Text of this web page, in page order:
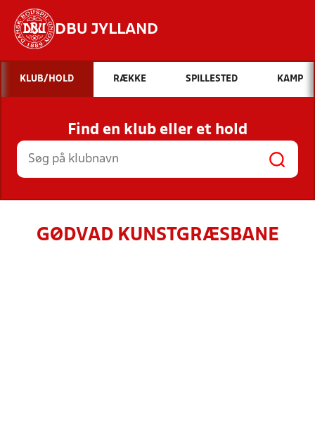
DBU JYLLAND
Hvad vil du søge efter?
INDHOLD OG NYHEDER
STILLINGER, RESULTATER, KLUBBER OG
HOLD
KLUB/HOLD RÆKKE SPILLESTED KAMP
Find en klub eller et hold
GØDVAD KUNSTGRÆSBANE